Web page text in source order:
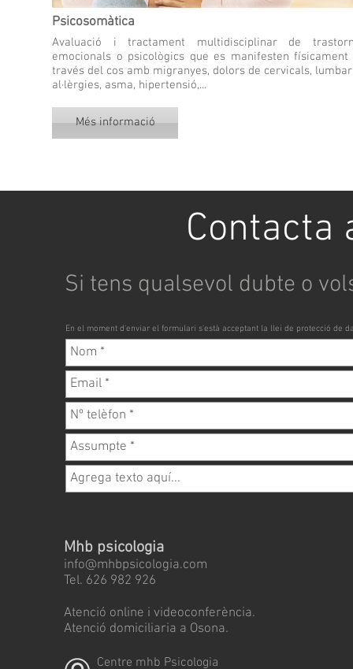
Psicosomàtica
Avaluació i tractament multidisciplinar de
emocionals o psicològics que es manifesten físicament
través del cos amb migranyes, dolors de cervicals,
al·lèrgies, asma, hipertensió,...
Més informació
Contacta
Mhb psicologia
info@mhbpsicologia.com
Tel. 626 982 926
Atenció online i videoconferència.
​Atenció domiciliaria a Osona.
Centre mhb Psicologia
Si tens qualsevol dubte o
En el moment d'enviar el formulari s'està acceptant la llei de protecció de